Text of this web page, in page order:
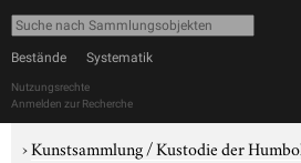
Bestände Systematik
Nutzungsrechte
Anmelden zur Recherche
›Kunstsammlung / Kustodie der